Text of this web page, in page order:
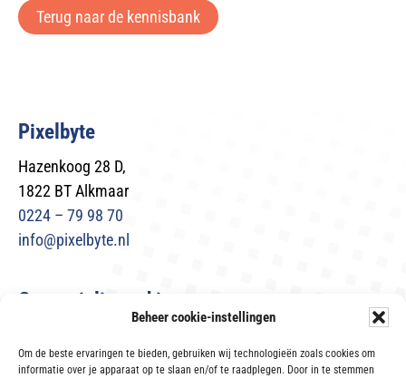
Beheer cookie-instellingen
Om de beste ervaringen te bieden, gebruiken wij technologieën zoals cookies om
informatie over je apparaat op te slaan en/of te raadplegen. Door in te stemmen
Terug naar de kennisbank
Pixelbyte
Hazenkoog 28 D,
1822 BT Alkmaar
0224 – 79 98 70
info@pixelbyte.nl
Gespecialiseerd in
Netwerk- en systeembeheer